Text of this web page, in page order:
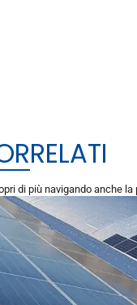
di più navigando anche la